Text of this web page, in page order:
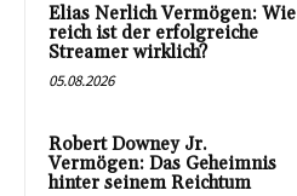
Elias Nerlich Vermögen: Wie
reich ist der erfolgreiche
Streamer wirklich?
05.08.2026
Robert Downey Jr.
Vermögen: Das Geheimnis
hinter seinem Reichtum